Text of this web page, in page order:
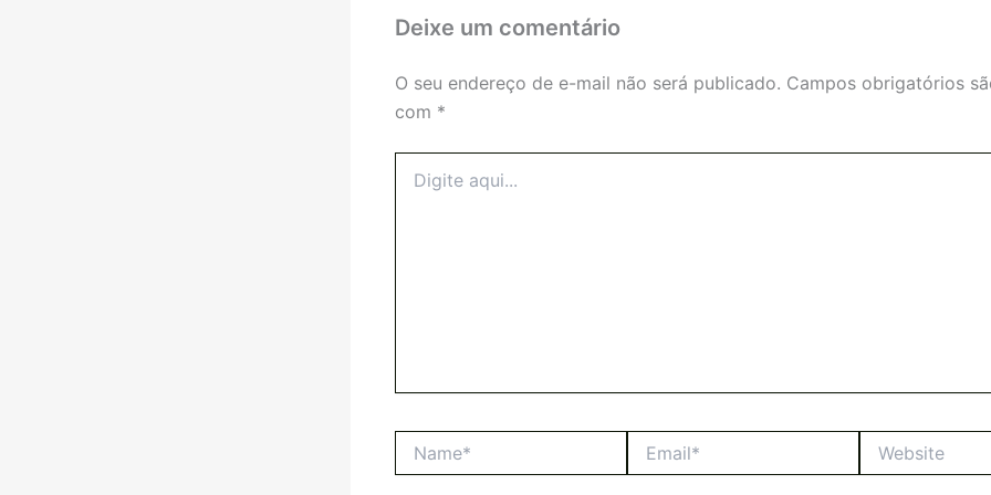
Deixe um comentário
O seu endereço de e-mail não será publicado. Campos obrigatórios
com *
aqui...